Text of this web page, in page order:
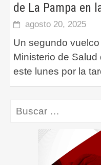
de La Pampa en
agosto 20, 2025
Un segundo
Ministerio de
este lunes por la
Buscar: